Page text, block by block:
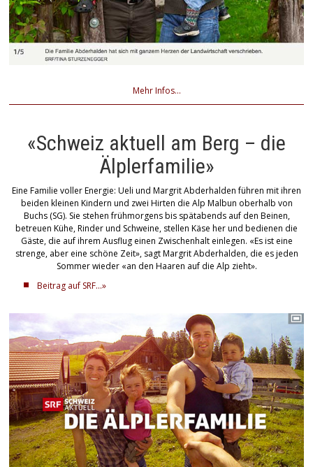
Mehr Infos...
«Schweiz aktuell am Berg – die
Älplerfamilie»
Eine Familie voller Energie: Ueli und Margrit Abderhalden führen mit ihren
beiden kleinen Kindern und zwei Hirten die Alp Malbun oberhalb von
Buchs (SG). Sie stehen frühmorgens bis spätabends auf den Beinen,
betreuen Kühe, Rinder und Schweine, stellen Käse her und bedienen die
Gäste, die auf ihrem Ausflug einen Zwischenhalt einlegen. «Es ist eine
strenge, aber eine schöne Zeit», sagt Margrit Abderhalden, die es jeden
Sommer wieder «an den Haaren auf die Alp zieht».
Beitrag auf SRF...»